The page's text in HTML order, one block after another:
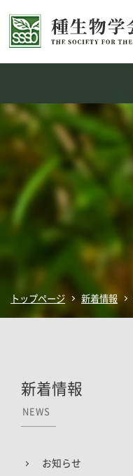
トップページ 新着情報
新着情報
NEWS
お知らせ